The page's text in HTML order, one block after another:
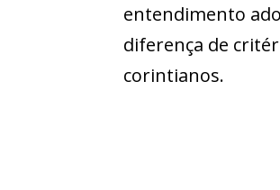
entendimento
diferença de
corintianos.